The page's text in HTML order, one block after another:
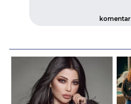
komentar